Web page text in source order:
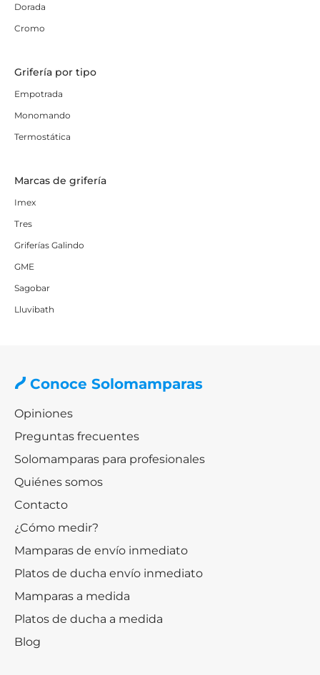
Dorada
Cromo
Grifería por tipo
Empotrada
Monomando
Termostática
Marcas de grifería
Imex
Tres
Griferías Galindo
GME
Sagobar
Lluvibath
Conoce Solomamparas
Opiniones
Preguntas frecuentes
Solomamparas para profesionales
Quiénes somos
Contacto
¿Cómo medir?
Mamparas de envío inmediato
Platos de ducha envío inmediato
Mamparas a medida
Platos de ducha a medida
Blog